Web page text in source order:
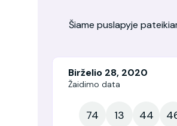
Šiame puslapyje
Birželio 28, 2020
Žaidimo data
74 13 44